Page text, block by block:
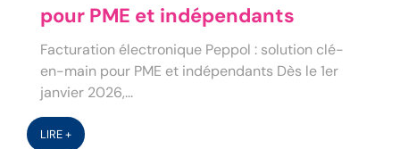
pour PME et indépendants
Facturation électronique Peppol : solution clé-
en-main pour PME et indépendants Dès le 1er
janvier 2026,...
LIRE +